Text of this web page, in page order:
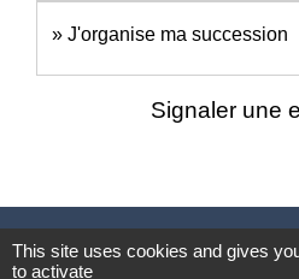
J'organise ma succession
Signaler une
Nous
This site uses cookies and gives
to activate